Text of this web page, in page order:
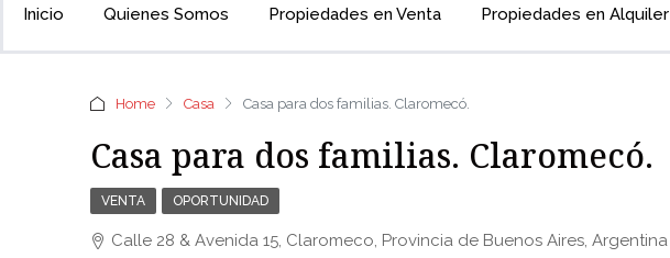
Inicio Quienes Somos Propiedades en Venta Propiedades en Alquiler
Home Casa Casa para dos familias. Claromecó.
Casa para dos familias. Claromecó.
VENTA OPORTUNIDAD
Calle 28 & Avenida 15, Claromeco, Provincia de Buenos Aires, Argentina